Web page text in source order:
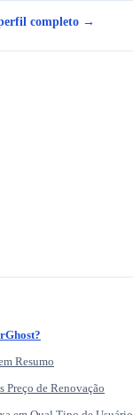
completo →
Resumo
Preço de Renovação